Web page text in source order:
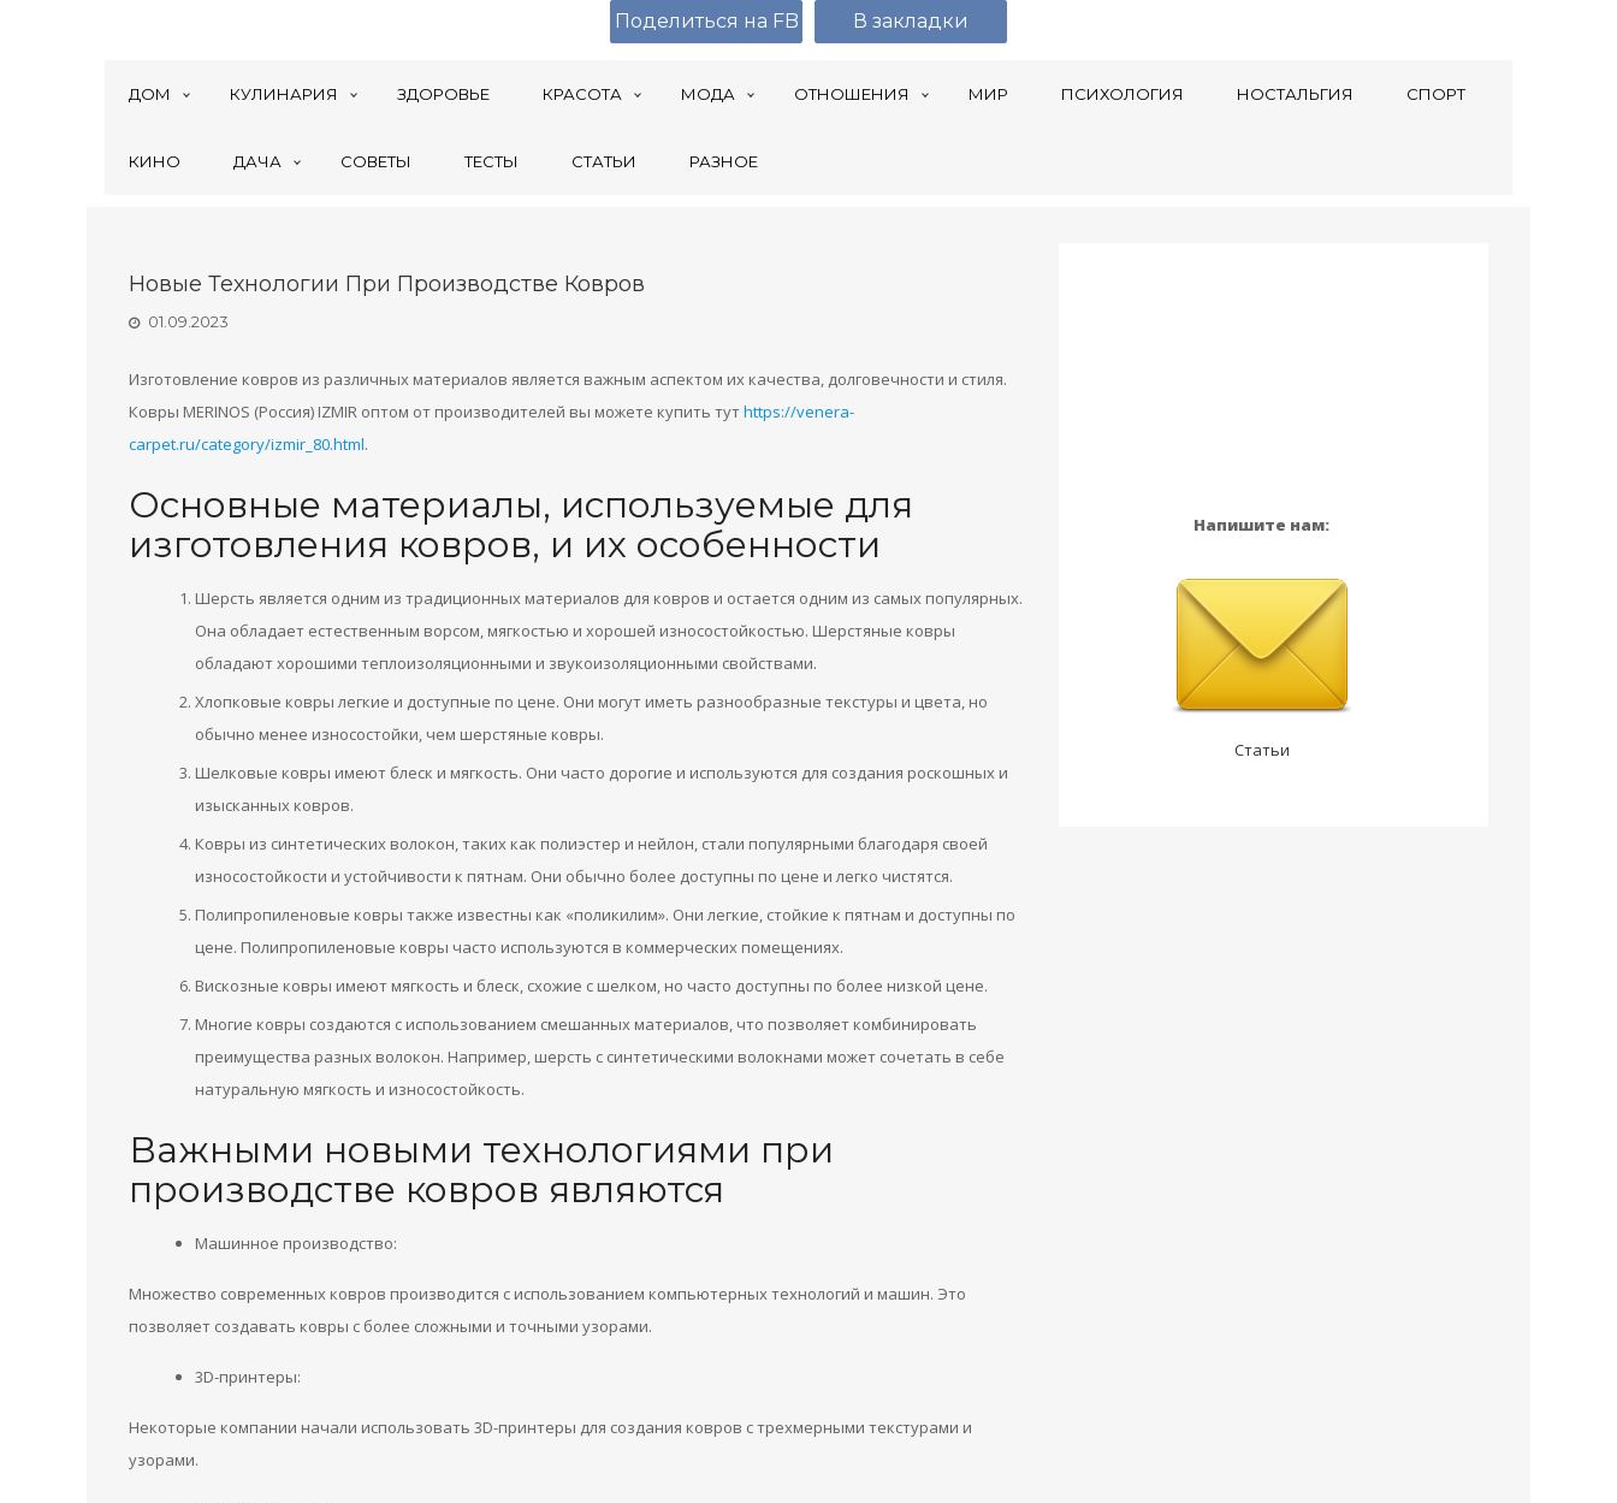
ДОМ КУЛИНАРИЯ ЗДОРОВЬЕ КРАСОТА МОДА ОТНОШЕНИЯ МИР ПСИХОЛОГИЯ НОСТАЛЬГИЯ СПОРТ
КИНО ДАЧА СОВЕТЫ ТЕСТЫ СТАТЬИ РАЗНОЕ
Новые Технологии При Производстве Ковров
01.09.2023
Изготовление ковров из различных материалов является важным аспектом их качества, долговечности и стиля.
Ковры MERINOS (Россия) IZMIR оптом от производителей вы можете купить тутhttps://venera-
carpet.ru/category/izmir_80.html.
Основные материалы, используемые для
изготовления ковров, и их особенности
Шерсть является одним из традиционных материалов для ковров и остается одним из самых популярных.
Она обладает естественным ворсом, мягкостью и хорошей износостойкостью. Шерстяные ковры
обладают хорошими теплоизоляционными и звукоизоляционными свойствами.
Хлопковые ковры легкие и доступные по цене. Они могут иметь разнообразные текстуры и цвета, но
обычно менее износостойки, чем шерстяные ковры.
Шелковые ковры имеют блеск и мягкость. Они часто дорогие и используются для создания роскошных и
изысканных ковров.
Ковры из синтетических волокон, таких как полиэстер и нейлон, стали популярными благодаря своей
износостойкости и устойчивости к пятнам. Они обычно более доступны по цене и легко чистятся.
Полипропиленовые ковры также известны как «поликилим». Они легкие, стойкие к пятнам и доступны по
цене. Полипропиленовые ковры часто используются в коммерческих помещениях.
Вискозные ковры имеют мягкость и блеск, схожие с шелком, но часто доступны по более низкой цене.
Многие ковры создаются с использованием смешанных материалов, что позволяет комбинировать
преимущества разных волокон. Например, шерсть с синтетическими волокнами может сочетать в себе
натуральную мягкость и износостойкость.
Важными новыми технологиями при
производстве ковров являются
Машинное производство:
Множество современных ковров производится с использованием компьютерных технологий и машин. Это
позволяет создавать ковры с более сложными и точными узорами.
3D-принтеры:
Некоторые компании начали использовать 3D-принтеры для создания ковров с трехмерными текстурами и
узорами.
Напишите нам:
Статьи
Поделиться на FB В закладки